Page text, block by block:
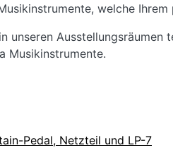
welche
unseren
Musikinstrumente.